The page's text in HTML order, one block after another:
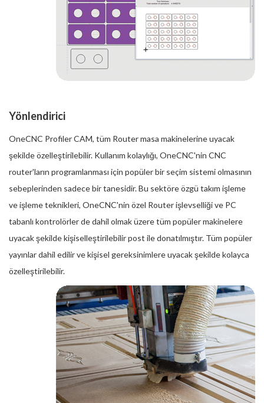
Yönlendirici
OneCNC Profiler CAM, tüm Router masa makinelerine uyacak
şekilde özelleştirilebilir. Kullanım kolaylığı, OneCNC'nin CNC
router'ların programlanması için popüler bir seçim sistemi olmasının
sebeplerinden sadece bir tanesidir. Bu sektöre özgü takım işleme
ve işleme teknikleri, OneCNC'nin özel Router işlevselliği ve PC
tabanlı kontrolörler de dahil olmak üzere tüm popüler makinelere
uyacak şekilde kişiselleştirilebilir post ile donatılmıştır. Tüm popüler
yayınlar dahil edilir ve kişisel gereksinimlere uyacak şekilde kolayca
özelleştirilebilir.